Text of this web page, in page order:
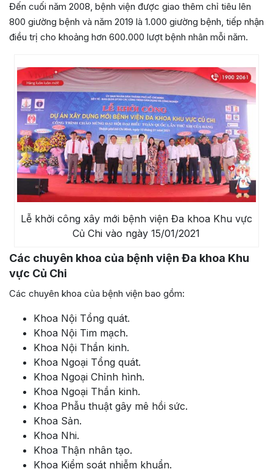
Đến cuối năm 2008, bệnh viện được giao thêm chỉ tiêu lên
800 giường bệnh và năm 2019 là 1.000 giường bệnh, tiếp nhận
điều trị cho khoảng hơn 600.000 lượt bệnh nhân mỗi năm.
Lễ khởi công xây mới bệnh viện Đa khoa Khu vực
Củ Chi vào ngày 15/01/2021
Các chuyên khoa của bệnh viện Đa khoa Khu
vực Củ Chi
Các chuyên khoa của bệnh viện bao gồm:
Khoa Nội Tổng quát.
Khoa Nội Tim mạch.
Khoa Nội Thần kinh.
Khoa Ngoại Tổng quát.
Khoa Ngoại Chỉnh hình.
Khoa Ngoại Thần kinh.
Khoa Phẫu thuật gây mê hồi sức.
Khoa Sản.
Khoa Nhi.
Khoa Thận nhân tạo.
Khoa Kiểm soát nhiễm khuẩn.